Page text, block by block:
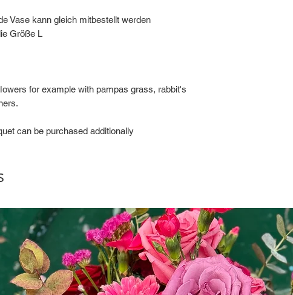
Vase kann gleich mitbestellt werden
Größe L
for example with pampas grass, rabbit's
can be purchased additionally